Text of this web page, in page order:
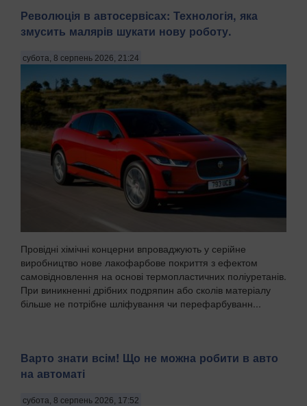
Революція в автосервісах: Технологія, яка
змусить малярів шукати нову роботу.
субота, 8 серпень 2026, 21:24
Провідні хімічні концерни впроваджують у серійне
виробництво нове лакофарбове покриття з ефектом
самовідновлення на основі термопластичних поліуретанів.
При виникненні дрібних подряпин або сколів матеріалу
більше не потрібне шліфування чи перефарбуванн...
Варто знати всім! Що не можна робити в авто
на автоматі
субота, 8 серпень 2026, 17:52